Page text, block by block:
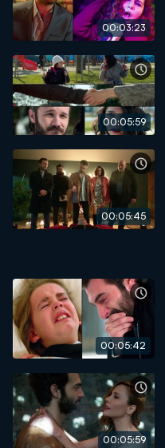
00:03:23
00:05:59
00:05:45
00:05:42
00:05:59